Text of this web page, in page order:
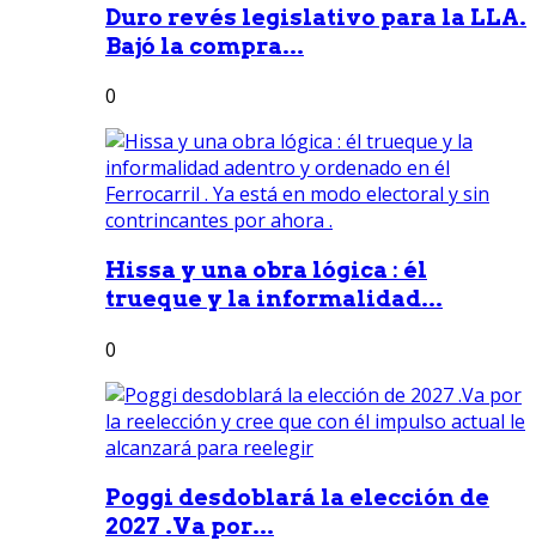
Duro revés legislativo para la LLA.
Bajó la compra...
0
Hissa y una obra lógica : él
trueque y la informalidad...
0
Poggi desdoblará la elección de
2027 .Va por...